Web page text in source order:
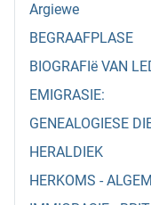
Argiewe
BEGRAAFPLASE
BIOGRAFIë VAN
EMIGRASIE:
GENEALOGIESE
HERALDIEK
HERKOMS -